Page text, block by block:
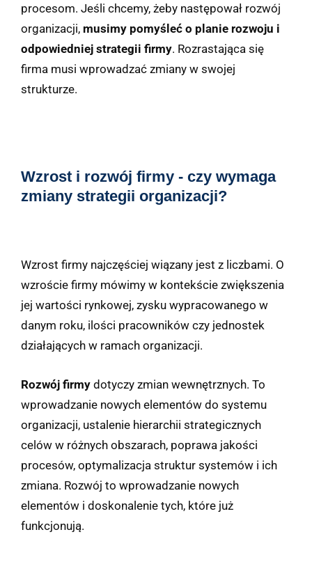
procesom. Jeśli chcemy, żeby następował rozwój
organizacji, musimy pomyśleć o planie rozwoju i
odpowiedniej strategii firmy. Rozrastająca się
firma musi wprowadzać zmiany w swojej
strukturze.
Wzrost i rozwój firmy - czy wymaga
zmiany strategii organizacji?
Wzrost firmy najczęściej wiązany jest z liczbami. O
wzroście firmy mówimy w kontekście zwiększenia
jej wartości rynkowej, zysku wypracowanego w
danym roku, ilości pracowników czy jednostek
działających w ramach organizacji.
Rozwój firmy dotyczy zmian wewnętrznych. To
wprowadzanie nowych elementów do systemu
organizacji, ustalenie hierarchii strategicznych
celów w różnych obszarach, poprawa jakości
procesów, optymalizacja struktur systemów i ich
zmiana. Rozwój to wprowadzanie nowych
elementów i doskonalenie tych, które już
funkcjonują.